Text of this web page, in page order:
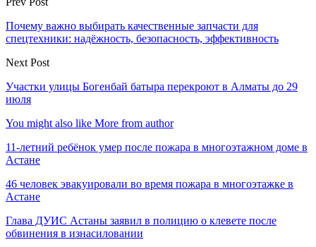
Почему важно выбирать качественные запчасти для
спецтехники: надёжность, безопасность, эффективность
Next Post
Участки улицы Богенбай батыра перекроют в Алматы до 29
июля
You might also like More from author
11-летний ребёнок умер после пожара в многоэтажном доме в
Астане
46 человек эвакуировали во время пожара в многоэтажке в
Астане
Глава ДУИС Астаны заявил в полицию о клевете после
обвинения в изнасиловании